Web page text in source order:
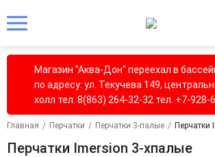
Магазин "Аква-Дон" переехал в
по адресу: ул. Текучева 149,
холл тел. 8(863) 264-32-32 тел. +7-928-
Главная / Перчатки / Перчатки 3-палые / Перчатки
Перчатки Imersion 3-хпалые